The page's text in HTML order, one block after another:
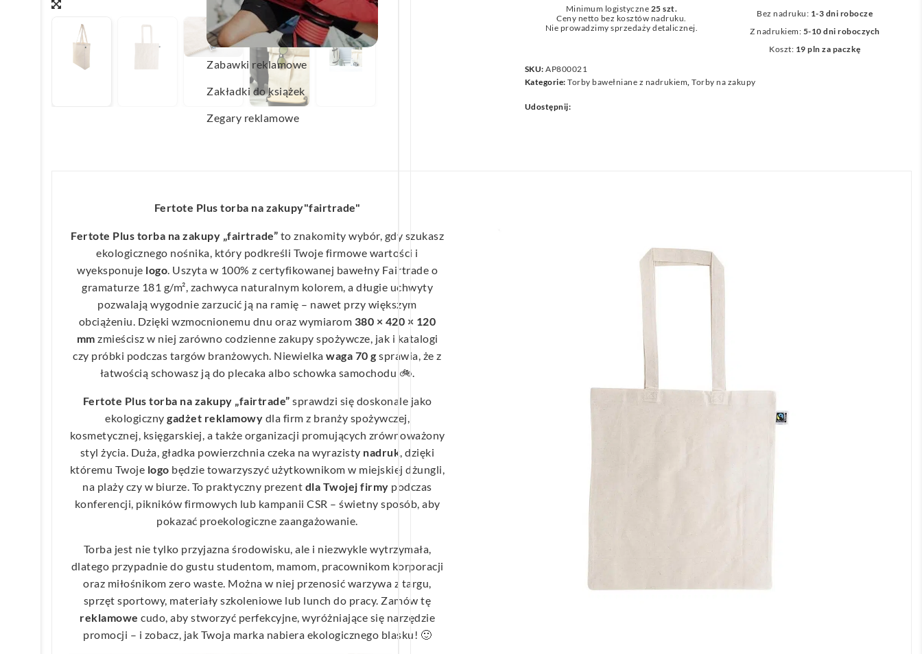
Wachlarze reklamowe
Wagi kuchenne
Zabawki reklamowe
Zakładki do książek
Zegary reklamowe
Minimum logistyczne 25 szt.
Ceny netto bez kosztów nadruku.
Nie prowadzimy sprzedaży detalicznej.
Bez nadruku: 1-3 dni robocze
Z nadrukiem: 5-10 dni roboczych
Koszt: 19 pln za paczkę
SKU:AP800021
Kategorie:Torby bawełniane z nadrukiem ,Torby na zakupy
Udostępnij:
Fertote Plus torba na zakupy"fairtrade"
Fertote Plus torba na zakupy „fairtrade” to znakomity wybór, gdy szukasz
ekologicznego nośnika, który podkreśli Twoje firmowe wartości i
wyeksponuje logo. Uszyta w 100% z certyfikowanej bawełny Fairtrade o
gramaturze 181 g/m², zachwyca naturalnym kolorem, a długie uchwyty
pozwalają wygodnie zarzucić ją na ramię – nawet przy większym
obciążeniu. Dzięki wzmocnionemu dnu oraz wymiarom 380 × 420 × 120
mm zmieścisz w niej zarówno codzienne zakupy spożywcze, jak i katalogi
czy próbki podczas targów branżowych. Niewielkawaga 70 g sprawia, że z
łatwością schowasz ją do plecaka albo schowka samochodu 🚲.
Fertote Plus torba na zakupy „fairtrade” sprawdzi się doskonale jako
ekologiczny gadżet reklamowy dla firm z branży spożywczej,
kosmetycznej, księgarskiej, a także organizacji promujących zrównoważony
styl życia. Duża, gładka powierzchnia czeka na wyrazisty nadruk, dzięki
któremu Twoje logo będzie towarzyszyć użytkownikom w miejskiej dżungli,
na plaży czy w biurze. To praktyczny prezent dla Twojej firmy podczas
konferencji, pikników firmowych lub kampanii CSR – świetny sposób, aby
pokazać proekologiczne zaangażowanie.
Torba jest nie tylko przyjazna środowisku, ale i niezwykle wytrzymała,
dlatego przypadnie do gustu studentom, mamom, pracownikom korporacji
oraz miłośnikom zero waste. Można w niej przenosić warzywa z targu,
sprzęt sportowy, materiały szkoleniowe lub lunch do pracy. Zamów tę
reklamowe cudo, aby stworzyć perfekcyjne, wyróżniające się narzędzie
promocji – i zobacz, jak Twoja marka nabiera ekologicznego blasku! 🙂